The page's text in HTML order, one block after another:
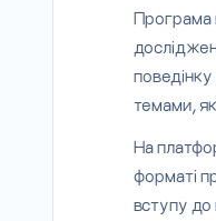
Програма
темами,
На
форматі
вступу до